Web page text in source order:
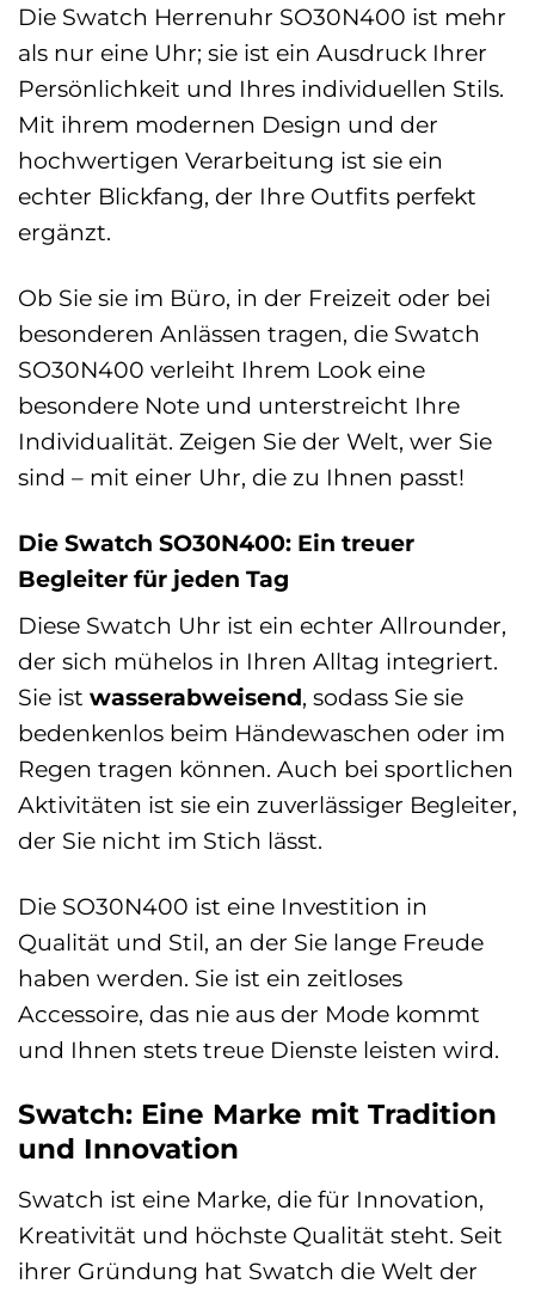
Die Swatch Herrenuhr SO30N400 ist mehr
als nur eine Uhr; sie ist ein Ausdruck Ihrer
Persönlichkeit und Ihres individuellen Stils.
Mit ihrem modernen Design und der
hochwertigen Verarbeitung ist sie ein
echter Blickfang, der Ihre Outfits perfekt
ergänzt.
Ob Sie sie im Büro, in der Freizeit oder bei
besonderen Anlässen tragen, die Swatch
SO30N400 verleiht Ihrem Look eine
besondere Note und unterstreicht Ihre
Individualität. Zeigen Sie der Welt, wer Sie
sind – mit einer Uhr, die zu Ihnen passt!
Die Swatch SO30N400: Ein treuer
Begleiter für jeden Tag
Diese Swatch Uhr ist ein echter Allrounder,
der sich mühelos in Ihren Alltag integriert.
Sie ist wasserabweisend, sodass Sie sie
bedenkenlos beim Händewaschen oder im
Regen tragen können. Auch bei sportlichen
Aktivitäten ist sie ein zuverlässiger Begleiter,
der Sie nicht im Stich lässt.
Die SO30N400 ist eine Investition in
Qualität und Stil, an der Sie lange Freude
haben werden. Sie ist ein zeitloses
Accessoire, das nie aus der Mode kommt
und Ihnen stets treue Dienste leisten wird.
Swatch: Eine Marke mit Tradition
und Innovation
Swatch ist eine Marke, die für Innovation,
Kreativität und höchste Qualität steht. Seit
ihrer Gründung hat Swatch die Welt der